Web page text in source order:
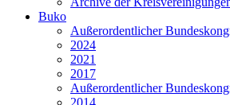
Buko
Außerordentlicher
2024
2021
2017
Außerordentlicher
2014